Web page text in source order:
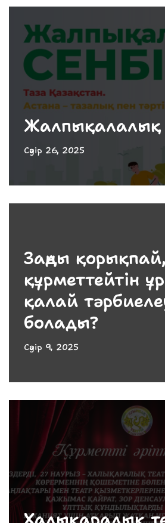
Жалпықалалық
Сәуір 26, 2025
Заңды қорықпай,
құрметтейтін
қалай
болады?
Сәуір 9, 2025